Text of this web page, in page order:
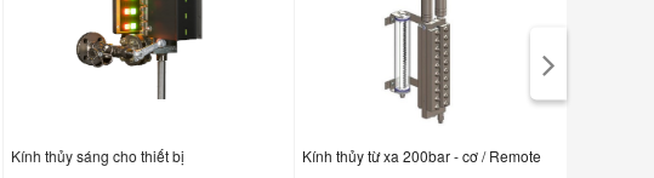
Kính thủy sáng cho thiết bị Kính thủy từ xa 200bar - cơ / Remote